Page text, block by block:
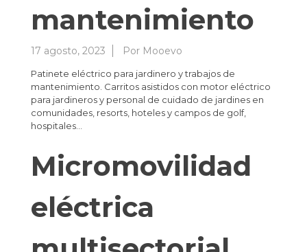
mantenimiento
17 agosto, 2023 Por Mooevo
Patinete eléctrico para jardinero y trabajos de
mantenimiento. Carritos asistidos con motor eléctrico
para jardineros y personal de cuidado de jardines en
comunidades, resorts, hoteles y campos de golf,
hospitales…
Micromovilidad
eléctrica